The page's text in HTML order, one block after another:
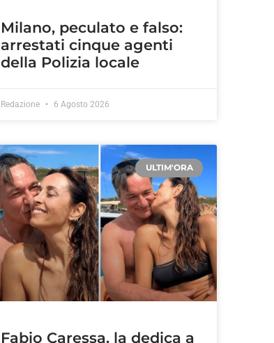
Milano, peculato e falso:
arrestati cinque agenti
della Polizia locale
Redazione 6 Agosto 2026
ULTIM'ORA
Fabio Caressa, la dedica a